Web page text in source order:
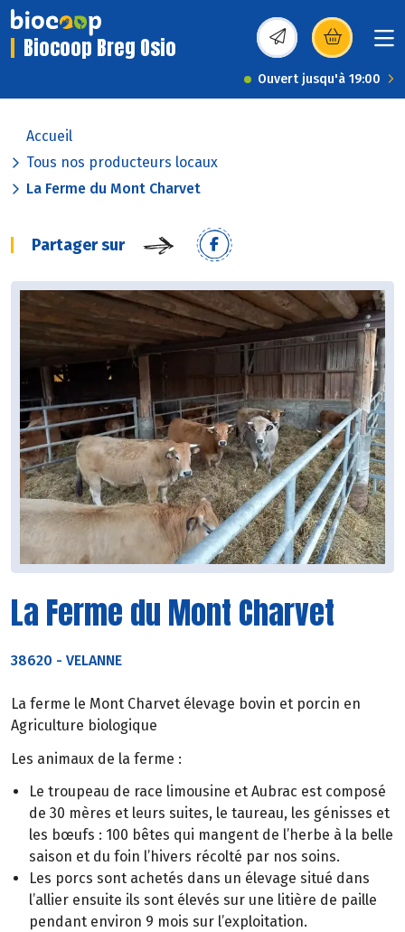
Biocoop Breg Osio (s’ouvre dans une
Ouvert jusqu'à 19:00
Accueil
Tous nos producteurs locaux
La Ferme du Mont Charvet
Partager sur
La Ferme du Mont Charvet
38620 - VELANNE
La ferme le Mont Charvet élevage bovin et porcin en
Agriculture biologique
Les animaux de la ferme :
Le troupeau de race limousine et Aubrac est composé
de 30 mères et leurs suites, le taureau, les génisses et
les bœufs : 100 bêtes qui mangent de l’herbe à la belle
saison et du foin l’hivers récolté par nos soins.
Les porcs sont achetés dans un élevage situé dans
l’allier ensuite ils sont élevés sur une litière de paille
pendant environ 9 mois sur l’exploitation.